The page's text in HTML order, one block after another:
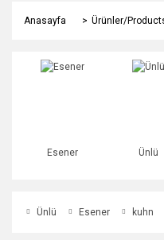
Anasayfa Ürünler/
Esener Ünlü
Ünlü Esener kuhn